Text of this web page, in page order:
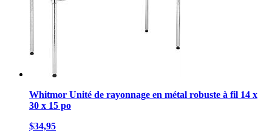
Whitmor Unité de rayonnage en métal robuste à fil 14 x
30 x 15 po
$34,95